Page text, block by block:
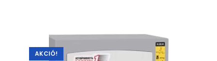
AKCIÓ!